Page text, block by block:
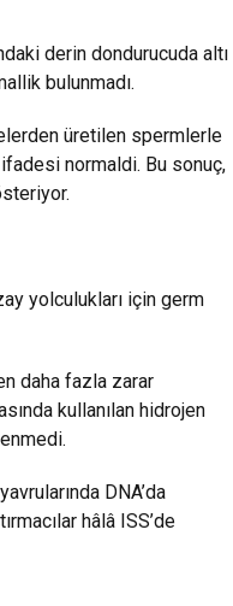
derin dondurucuda altı
bulunmadı.
üretilen spermlerle
normaldi. Bu sonuç,
yolculukları için germ
daha fazla zarar
kullanılan hidrojen
DNA’da
hâlâ ISS’de